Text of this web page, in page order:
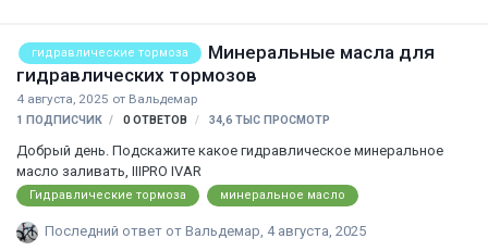
гидравлические тормоза
Минеральные масла для
гидравлических тормозов
4 августа, 2025 от Вальдемар
1 ПОДПИСЧИК 0 ОТВЕТОВ 34,6 ТЫС ПРОСМОТР
Добрый день. Подскажите какое гидравлическое минеральное
масло заливать, IIIPRO IVAR
Последний ответ от Вальдемар, 4 августа, 2025
Гидравлические тормоза минеральное масло